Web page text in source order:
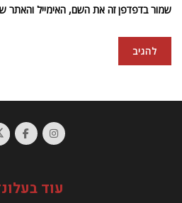
שמור בדפדפן זה את השם, האימייל והאתר
עוד